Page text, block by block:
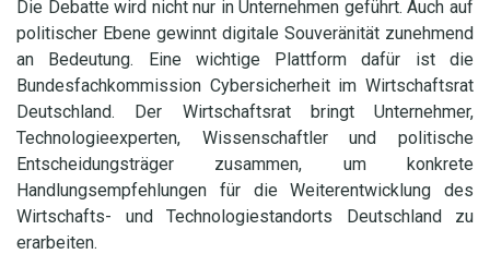
Die Debatte wird nicht nur in Unternehmen geführt. Auch auf
politischer Ebene gewinnt digitale Souveränität zunehmend
an Bedeutung. Eine wichtige Plattform dafür ist die
Bundesfachkommission Cybersicherheit im Wirtschaftsrat
Deutschland. Der Wirtschaftsrat bringt Unternehmer,
Technologieexperten, Wissenschaftler und politische
Entscheidungsträger zusammen, um konkrete
Handlungsempfehlungen für die Weiterentwicklung des
Wirtschafts- und Technologiestandorts Deutschland zu
erarbeiten.